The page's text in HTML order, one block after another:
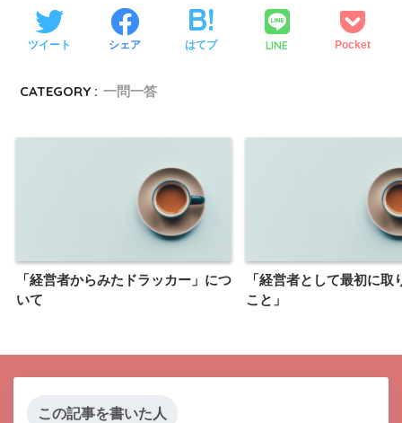
ツイート シェア はてブ LINE Pocket
CATEGORY : 一問一答
「経営者からみたドラッカー」につ
いて
「経営者として最初に取
こと」
この記事を書いた人